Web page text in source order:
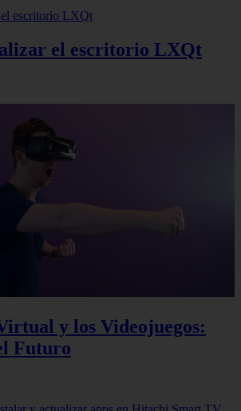
el escritorio LXQt
y los Videojuegos:
Futuro